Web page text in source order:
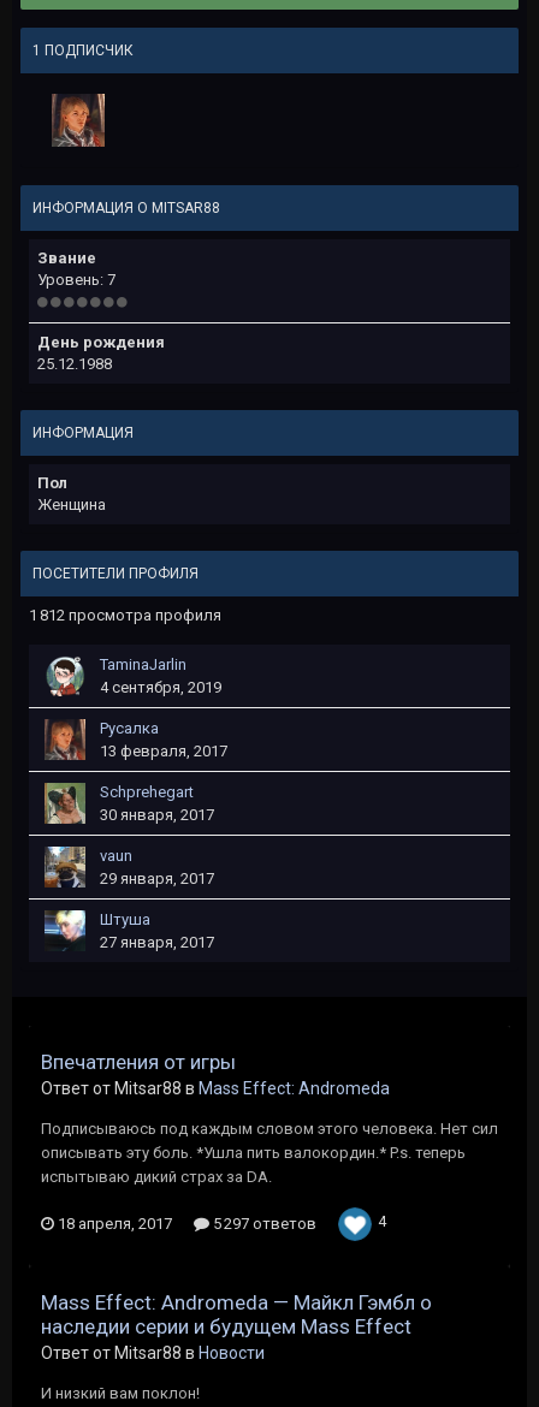
1 ПОДПИСЧИК
ИНФОРМАЦИЯ О MITSAR88
Звание
Уровень: 7
День рождения
25.12.1988
ИНФОРМАЦИЯ
Пол
Женщина
ПОСЕТИТЕЛИ ПРОФИЛЯ
1 812 просмотра профиля
TaminaJarlin
4 сентября, 2019
Русалка
13 февраля, 2017
Schprehegart
30 января, 2017
vaun
29 января, 2017
Штуша
27 января, 2017
Впечатления от игры
Ответ от Mitsar88 в Mass Effect: Andromeda
Подписываюсь под каждым словом этого человека. Нет сил
описывать эту боль. *Ушла пить валокордин.* P.s. теперь
испытываю дикий страх за DA.
18 апреля, 2017 5 297 ответов 4
Mass Effect: Andromeda — Майкл Гэмбл о
наследии серии и будущем Mass Effect
Ответ от Mitsar88 в Новости
И низкий вам поклон!